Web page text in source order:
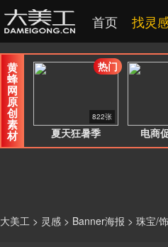
首页 找灵
黄
蜂
网
原
创
素
材 夏天狂暑季
822张
热门
电商
大美工 > 灵感 > Banner海报 > 珠宝/